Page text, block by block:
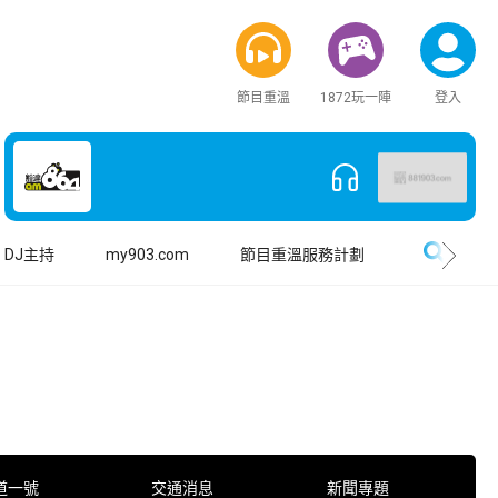
節目重溫 1872玩一陣 登入
DJ主持 my903.com 節目重溫服務計劃
一號 交通消息 新聞專題